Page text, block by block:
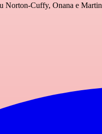
Norton-Cuffy, Onana e Martin